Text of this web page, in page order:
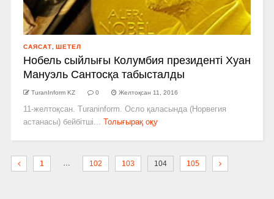
САЯСАТ ШЕТЕЛ
Нобель сыйлығы Колумбия президенті Хуан
Мануэль Сантосқа табысталды
TuranInform KZ 0 Желтоқсан 11, 2016
11-желтоқсан. Turaninform. Осло қаласында (Норвегия
астанасы) бейбітші...
Толығырақ оқу
1 102 103 104 105